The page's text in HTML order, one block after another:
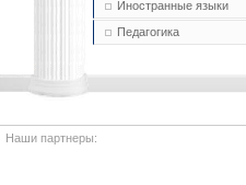
Иностранные языки
Педагогика
Наши партнеры: